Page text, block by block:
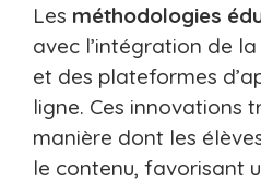
Les méthodologies
avec l’intégration de
et des plateformes
ligne. Ces innovations
manière dont les
le contenu, favorisant